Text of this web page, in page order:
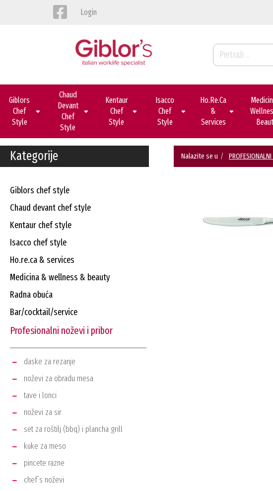
Login
Giblors
Chef
Style
Chaud
Devant
Chef
Style
Kentaur
Chef
Style
Isacco
Chef
Style
Ho.re.ca
&
Services
Kategorije
giblors chef style
chaud devant chef style
kentaur chef style
isacco chef style
ho.re.ca & services
medicina & wellness & beauty
radna obuća
bar/cocktail/service
profesionalni noževi i pribor
daske za rezanje
noževi za obradu mesa
tave i lonci
noževi za sir
set za roštilj (bbq) i plancha grill
kuke za meso
pincete razne
chef´s noževi
Nalazite se u